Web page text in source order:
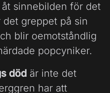
sinnebilden för det
greppet på sin
blir oemotståndlig
popcyniker.
död är inte det
har att